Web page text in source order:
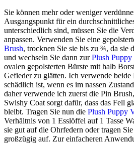
Sie können mehr oder weniger
Ausgangspunkt für ein
unterschiedlich sind, müssen Sie die
anpassen. Verwenden Sie eine
Brush, trocknen Sie sie bis zu ¾, da sie
und wechseln Sie dann zurPlush
ovalen gepolsterten Bürste mit halb
Gefieder zu glätten. Ich verwende beide
schädlich ist, wenn es im nassen
daher verwende ich zuerst die Pin
Swishy Coat sorgt dafür, dass das Fell
bleibt. Tragen Sie nun die Plush Puppy
Verhältnis von 1 Esslöffel auf 1 Tasse
sie gut auf die Ohrfedern oder tragen
großzügig auf. Zur einfacheren